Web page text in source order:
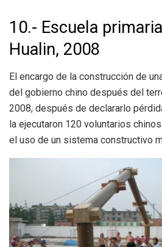
10.- Escuela
Hualin, 2008
El encargo de la construcción de
del gobierno chino después del
2008, después de declararlo
la ejecutaron 120 voluntarios
el uso de un sistema constructivo